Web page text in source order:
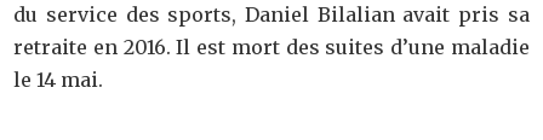
du service des sports, Daniel Bilalian avait pris sa
retraite en 2016. Il est mort des suites d’une maladie
le 14 mai.